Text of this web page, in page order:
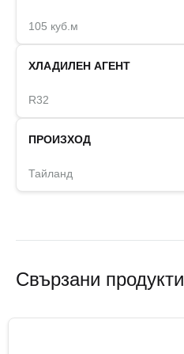
105 куб.м
ХЛАДИЛЕН АГЕНТ
R32
ПРОИЗХОД
Тайланд
Свързани продукти